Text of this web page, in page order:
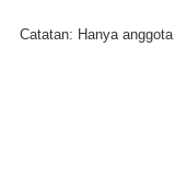
Catatan: Hanya